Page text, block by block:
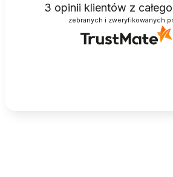
3 opinii klientów z
zebranych i zweryfikowanych